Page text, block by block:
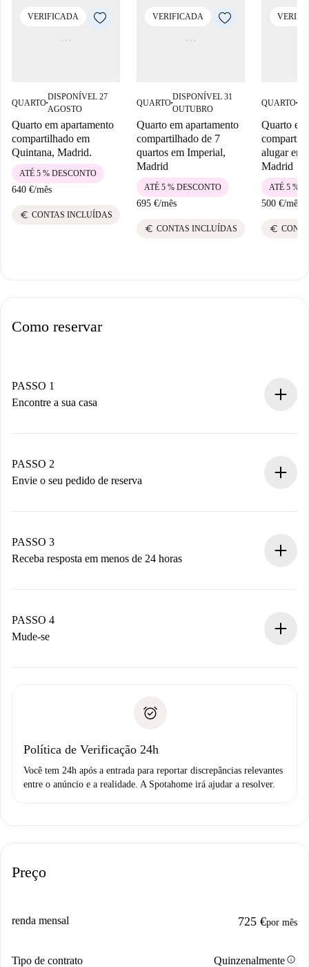
VERIFICADA
QUARTO■
DISPONÍVEL 27
AGOSTO
Quarto em apartamento
compartilhado em
Quintana, Madrid.
640 €/mês
ATÉ 5 % DESCONTO
euro CONTAS INCLUÍDAS
VERIFICADA
QUARTO■
DISPONÍVEL 31
OUTUBRO
Quarto em apartamento
compartilhado de 7
quartos em Imperial,
Madrid
695 €/mês
ATÉ 5 % DESCONTO
euro CONTAS INCLUÍDAS
QUARTO■
Quarto
alugar em
Madrid
500 €/mês
ATÉ 5 %
euro
Como reservar
PASSO 1
Encontre a sua casa
Você tem todas as informações necessárias
antecipadamente.
PASSO 2
Envie o seu pedido de reserva
Não cobramos nada até que o proprietário confirme.
PASSO 3
Receba resposta em menos de 24 horas
proprietário.
Se recusada: não cobraremos nada e ofereceremos
Débito direto bancário
PASSO 4
Mude-se
não comunicar nenhum problema.
Política de Verificação 24h
Você tem 24h após a entrada para reportar discrepâncias relevantes
entre o anúncio e a realidade. A Spotahome irá ajudar a resolver.
Preço
renda mensal 725 €por mês
Tipo de contrato Quinzenalmenteinfo